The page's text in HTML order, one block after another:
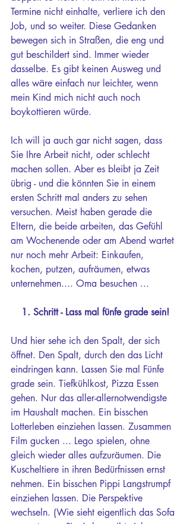
Termine nicht einhalte, verliere ich den
Job, und so weiter. Diese Gedanken
bewegen sich in Straßen, die eng und
gut beschildert sind. Immer wieder
dasselbe. Es gibt keinen Ausweg und
alles wäre einfach nur leichter, wenn
mein Kind mich nicht auch noch
boykottieren würde.
Ich will ja auch gar nicht sagen, dass
Sie Ihre Arbeit nicht, oder schlecht
machen sollen. Aber es bleibt ja Zeit
übrig - und die könnten Sie in einem
ersten Schritt mal anders zu sehen
versuchen. Meist haben gerade die
Eltern, die beide arbeiten, das Gefühl
am Wochenende oder am Abend wartet
nur noch mehr Arbeit: Einkaufen,
kochen, putzen, aufräumen, etwas
unternehmen.... Oma besuchen ...
1. Schritt - Lass mal fünfe grade sein!
Und hier sehe ich den Spalt, der sich
öffnet. Den Spalt, durch den das Licht
eindringen kann. Lassen Sie mal Fünfe
grade sein. Tiefkühlkost, Pizza Essen
gehen. Nur das aller-allernotwendigste
im Haushalt machen. Ein bisschen
Lotterleben einziehen lassen. Zusammen
Film gucken ... Lego spielen, ohne
gleich wieder alles aufzuräumen. Die
Kuscheltiere in ihren Bedürfnissen ernst
nehmen. Ein bisschen Pippi Langstrumpf
einziehen lassen. Die Perspektive
wechseln. (Wie sieht eigentlich das Sofa